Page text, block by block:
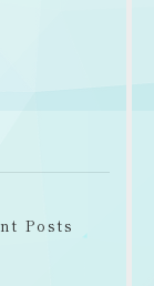
Posts